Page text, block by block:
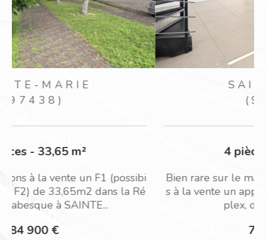
SAINT-PAUL
4 pièces - 98,60 m²
Bien rare sur le marché ! Nous vous proposon
s à la vente un appartement de type F4 en du
plex, de 98,60m2 de...